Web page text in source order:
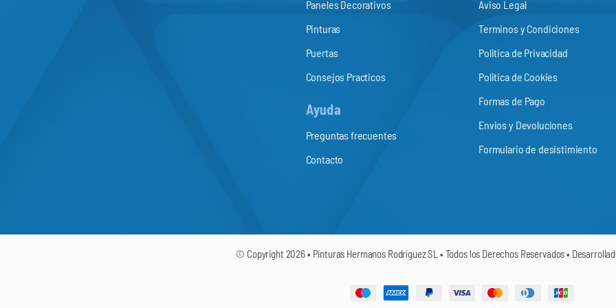
Paneles Decorativos
Pinturas
Puertas
Consejos Practicos
Ayuda
Preguntas frecuentes
Contacto
Aviso Legal
Terminos y Condiciones
Politica de Privacidad
Politica de Cookies
Formas de Pago
Envios y Devoluciones
Formulario de desistimiento
© Copyright 2026 • Pinturas Hermanos Rodríguez SL • Todos los Derechos Reservados •